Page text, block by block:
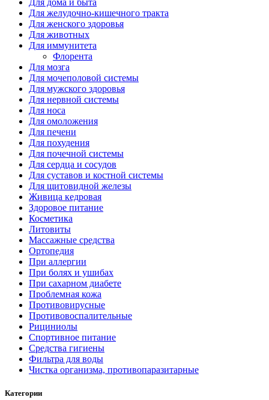
Для дома и быта
Для желудочно-кишечного тракта
Для женского здоровья
Для животных
Для иммунитета
Флорента
Для мозга
Для мочеполовой системы
Для мужского здоровья
Для нервной системы
Для носа
Для омоложения
Для печени
Для похудения
Для почечной системы
Для сердца и сосудов
Для суставов и костной системы
Для щитовидной железы
Живица кедровая
Здоровое питание
Косметика
Литовиты
Массажные средства
Ортопедия
При аллергии
При болях и ушибах
При сахарном диабете
Проблемная кожа
Противовирусные
Противовоспалительные
Рициниолы
Спортивное питание
Средства гигиены
Фильтра для воды
Чистка организма, противопаразитарные
Категории